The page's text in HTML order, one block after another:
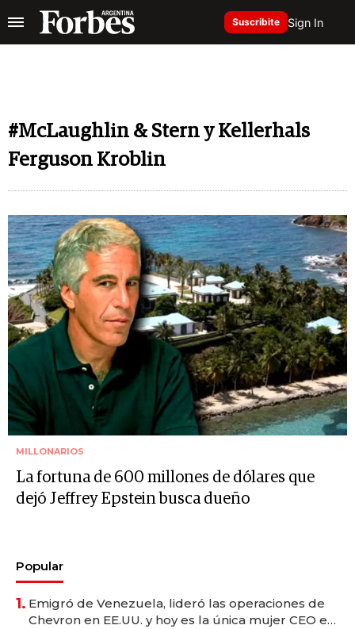
Suscribite Sign In
#McLaughlin & Stern y Kellerhals
Ferguson Kroblin
MILLONARIOS
La fortuna de 600 millones de dólares que
dejó Jeffrey Epstein busca dueño
Popular
1. Emigró de Venezuela, lideró las operaciones de
Chevron en EE.UU. y hoy es la única mujer CEO en